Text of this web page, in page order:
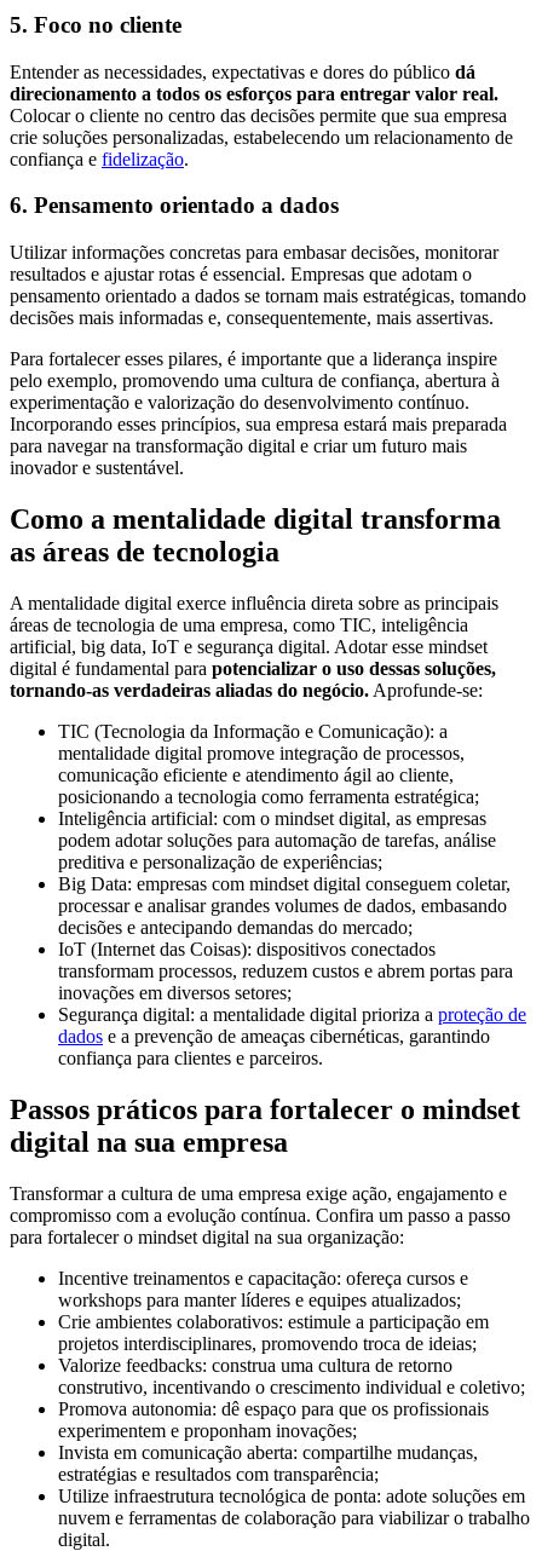
5. Foco no cliente
Entender as necessidades, expectativas e dores do público dá
direcionamento a todos os esforços para entregar valor real.
Colocar o cliente no centro das decisões permite que sua empresa
crie soluções personalizadas, estabelecendo um relacionamento de
confiança e fidelização.
6. Pensamento orientado a dados
Utilizar informações concretas para embasar decisões, monitorar
resultados e ajustar rotas é essencial. Empresas que adotam o
pensamento orientado a dados se tornam mais estratégicas, tomando
decisões mais informadas e, consequentemente, mais assertivas.
Para fortalecer esses pilares, é importante que a liderança inspire
pelo exemplo, promovendo uma cultura de confiança, abertura à
experimentação e valorização do desenvolvimento contínuo.
Incorporando esses princípios, sua empresa estará mais preparada
para navegar na transformação digital e criar um futuro mais
inovador e sustentável.
Como a mentalidade digital transforma
as áreas de tecnologia
A mentalidade digital exerce influência direta sobre as principais
áreas de tecnologia de uma empresa, como TIC, inteligência
artificial, big data, IoT e segurança digital. Adotar esse mindset
digital é fundamental para potencializar o uso dessas soluções,
tornando-as verdadeiras aliadas do negócio. Aprofunde-se:
TIC (Tecnologia da Informação e Comunicação): a
mentalidade digital promove integração de processos,
comunicação eficiente e atendimento ágil ao cliente,
posicionando a tecnologia como ferramenta estratégica;
Inteligência artificial: com o mindset digital, as empresas
podem adotar soluções para automação de tarefas, análise
preditiva e personalização de experiências;
Big Data: empresas com mindset digital conseguem coletar,
processar e analisar grandes volumes de dados, embasando
decisões e antecipando demandas do mercado;
IoT (Internet das Coisas): dispositivos conectados
transformam processos, reduzem custos e abrem portas para
inovações em diversos setores;
Segurança digital: a mentalidade digital prioriza a proteção de
dados e a prevenção de ameaças cibernéticas, garantindo
confiança para clientes e parceiros.
Passos práticos para fortalecer o mindset
digital na sua empresa
Transformar a cultura de uma empresa exige ação, engajamento e
compromisso com a evolução contínua. Confira um passo a passo
para fortalecer o mindset digital na sua organização:
Incentive treinamentos e capacitação: ofereça cursos e
workshops para manter líderes e equipes atualizados;
Crie ambientes colaborativos: estimule a participação em
projetos interdisciplinares, promovendo troca de ideias;
Valorize feedbacks: construa uma cultura de retorno
construtivo, incentivando o crescimento individual e coletivo;
Promova autonomia: dê espaço para que os profissionais
experimentem e proponham inovações;
Invista em comunicação aberta: compartilhe mudanças,
estratégias e resultados com transparência;
Utilize infraestrutura tecnológica de ponta: adote soluções em
nuvem e ferramentas de colaboração para viabilizar o trabalho
digital.